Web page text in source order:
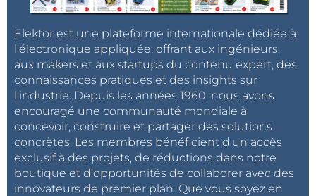
Elektor est une plateforme internationale dédiée à
l'électronique appliquée, offrant aux ingénieurs,
aux makers et aux startups du contenu expert, des
connaissances pratiques et des insights sur
l'industrie. Depuis les années 1960, nous avons
encouragé une communauté mondiale à
concevoir, construire et partager des solutions
concrètes. Les membres bénéficient d'un accès
exclusif à des projets, de réductions dans notre
boutique et d'opportunités de collaborer avec des
innovateurs de premier plan. Que vous soyez en